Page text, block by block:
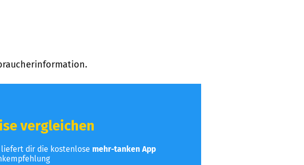
vergleichen
dir die kostenlose mehr-tanken App